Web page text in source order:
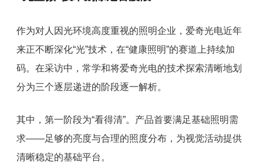
作为对人因光环境高度重视的照明企业，爱奇光电近年
来正不断深化“光”技术，在“健康照明”的赛道上持续加
码。在采访中， 常学和将爱奇光电的技术探索清晰地划
分为三个逐层递进的阶段逐一解析。
其中，第一阶段为“看得清”。产品首要满足基础照明需
求——足够的亮度与合理的照度分布，为视觉活动提供
清晰稳定的基础平台。